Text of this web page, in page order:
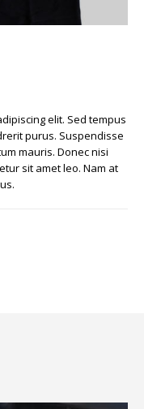
elit. Sed tempus
purus. Suspendisse
mauris. Donec nisi
sit amet leo. Nam at